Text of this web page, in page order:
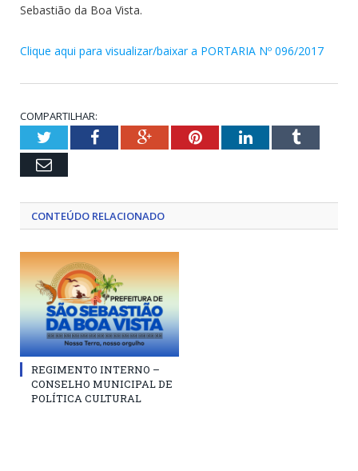
Sebastião da Boa Vista.
Clique aqui para visualizar/baixar a PORTARIA Nº 096/2017
COMPARTILHAR:
TwitterFacebookGoogle+PinterestLinkedInTumblr
Email
CONTEÚDO RELACIONADO
REGIMENTO INTERNO –
CONSELHO MUNICIPAL DE
POLÍTICA CULTURAL